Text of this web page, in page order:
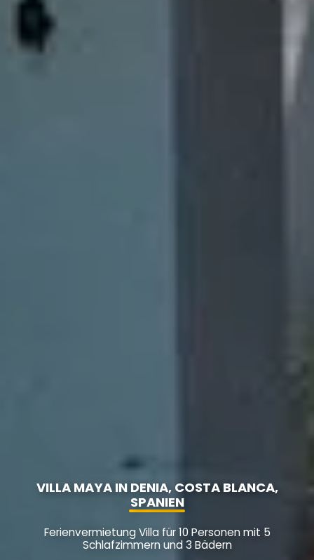
VILLA MAYA IN DENIA, COSTA BLANCA,
SPANIEN
Ferienvermietung Villa für 10 Personen mit 5
Schlafzimmern und 3 Bädern